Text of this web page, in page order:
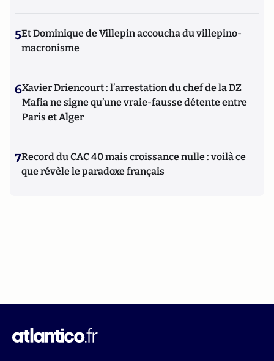
5Et Dominique de Villepin accoucha du villepino-
macronisme
6Xavier Driencourt : l’arrestation du chef de la DZ
Mafia ne signe qu’une vraie-fausse détente entre
Paris et Alger
7Record du CAC 40 mais croissance nulle : voilà ce
que révèle le paradoxe français